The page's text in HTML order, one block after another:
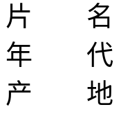
片 名 姐
年 代
产 地